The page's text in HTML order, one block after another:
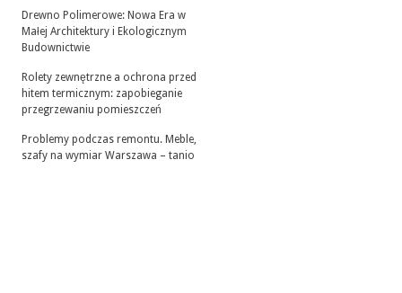
Drewno Polimerowe: Nowa Era w
Małej Architektury i Ekologicznym
Budownictwie
Rolety zewnętrzne a ochrona przed
hitem termicznym: zapobieganie
przegrzewaniu pomieszczeń
Problemy podczas remontu. Meble,
szafy na wymiar Warszawa – tanio